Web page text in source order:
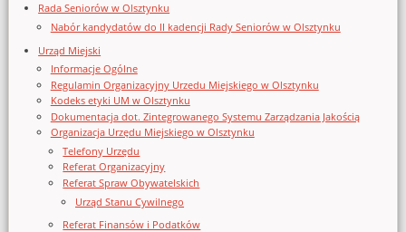
Rada Seniorów w Olsztynku
Nabór kandydatów do II kadencji Rady Seniorów w Olsztynku
Urząd Miejski
Informacje Ogólne
Regulamin Organizacyjny Urzedu Miejskiego w Olsztynku
Kodeks etyki UM w Olsztynku
Dokumentacja dot. Zintegrowanego Systemu Zarządzania Jakością
Organizacja Urzędu Miejskiego w Olsztynku
Telefony Urzędu
Referat Organizacyjny
Referat Spraw Obywatelskich
Urząd Stanu Cywilnego
Referat Finansów i Podatków